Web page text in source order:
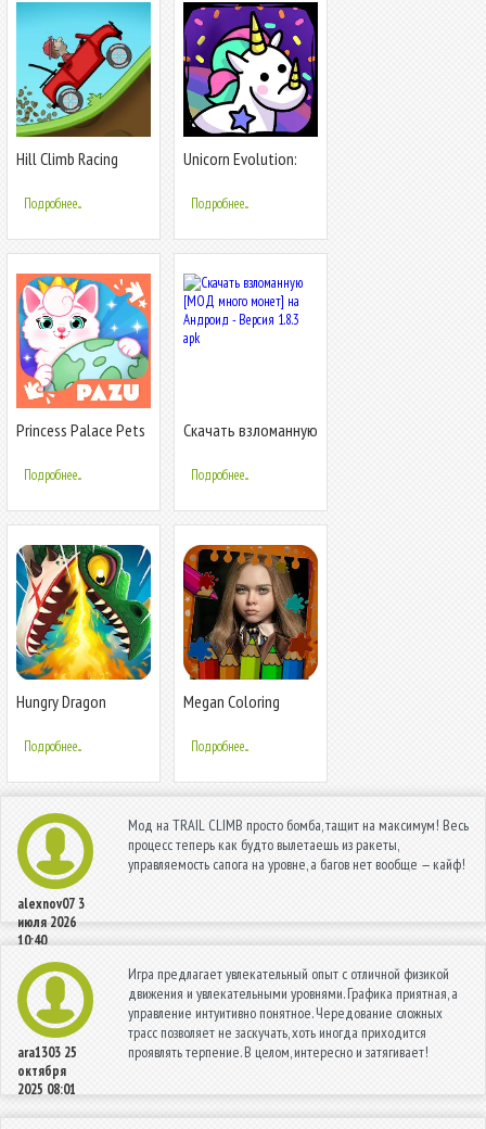
Hill Climb Racing
Подробнее...
Unicorn Evolution:
Подробнее...
Princess Palace Pets
Подробнее...
Скачать взломанную
на Андроид - Версия
1.8.3 apk
Подробнее...
Hungry Dragon
Подробнее...
Megan Coloring
Подробнее...
alexnov07 3
июля 2026
10:40
Мод на TRAIL CLIMB просто бомба, тащит на максимум! Весь
процесс теперь как будто вылетаешь из ракеты,
управляемость сапога на уровне, а багов нет вообще — кайф!
ara1303 25
октября
2025 08:01
Игра предлагает увлекательный опыт с отличной физикой
движения и увлекательными уровнями. Графика приятная, а
управление интуитивно понятное. Чередование сложных
трасс позволяет не заскучать, хоть иногда приходится
проявлять терпение. В целом, интересно и затягивает!